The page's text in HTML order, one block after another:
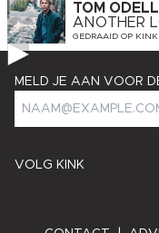
TOM ODELL
ANOTHER
GEDRAAID OP KINK
VOLG KINK
MELD JE AAN VOOR